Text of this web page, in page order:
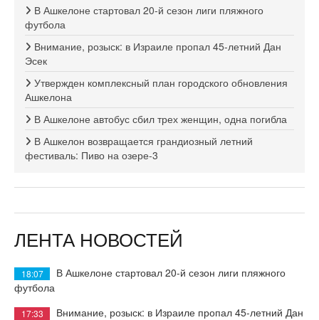
В Ашкелоне стартовал 20-й сезон лиги пляжного
футбола
Внимание, розыск: в Израиле пропал 45-летний Дан
Эсек
Утвержден комплексный план городского обновления
Ашкелона
В Ашкелоне автобус сбил трех женщин, одна погибла
В Ашкелон возвращается грандиозный летний
фестиваль: Пиво на озере-3
ЛЕНТА НОВОСТЕЙ
18:07
В Ашкелоне стартовал 20-й сезон лиги пляжного
футбола
17:33 Внимание, розыск: в Израиле пропал 45-летний Дан